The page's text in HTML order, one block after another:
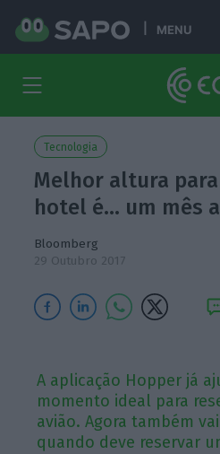
MENU
Tecnologia
Melhor altura
hotel é… um mês
Bloomberg
29 Outubro 2017
A aplicação Hopper já
momento ideal para
avião. Agora também
quando deve reservar